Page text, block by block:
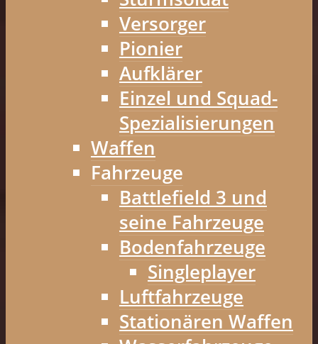
Versorger
Pionier
Aufklärer
Einzel und Squad-
Spezialisierungen
Waffen
Fahrzeuge
Battlefield 3 und
seine Fahrzeuge
Bodenfahrzeuge
Singleplayer
Luftfahrzeuge
Stationären Waffen